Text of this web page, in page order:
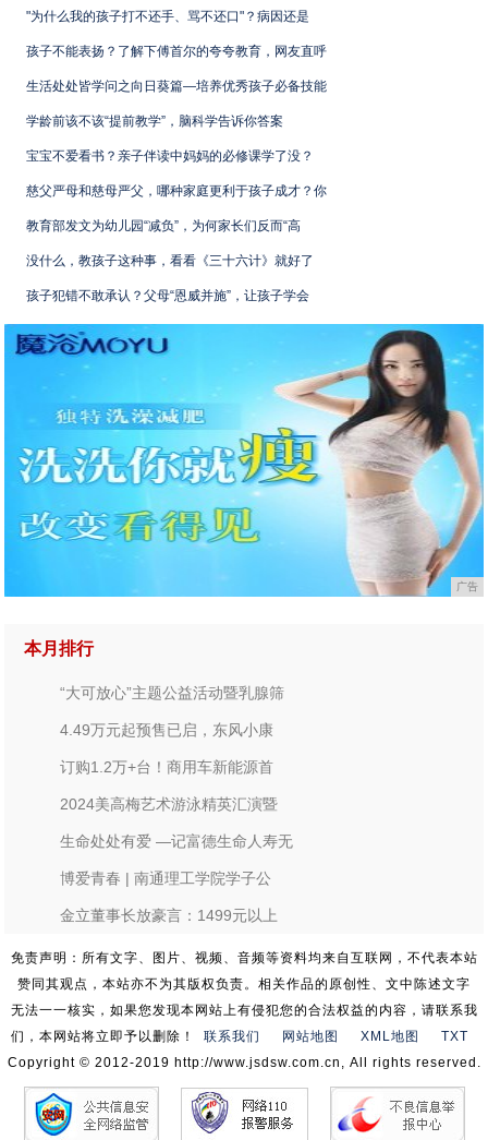
"为什么我的孩子打不还手、骂不还口"？病因还是
孩子不能表扬？了解下傅首尔的夸夸教育，网友直呼
生活处处皆学问之向日葵篇—培养优秀孩子必备技能
学龄前该不该“提前教学”，脑科学告诉你答案
宝宝不爱看书？亲子伴读中妈妈的必修课学了没？
慈父严母和慈母严父，哪种家庭更利于孩子成才？你
教育部发文为幼儿园“减负”，为何家长们反而“高
没什么，教孩子这种事，看看《三十六计》就好了
孩子犯错不敢承认？父母“恩威并施”，让孩子学会
广告
本月排行
“大可放心”主题公益活动暨乳腺筛
4.49万元起预售已启，东风小康
订购1.2万+台！商用车新能源首
2024美高梅艺术游泳精英汇演暨
生命处处有爱 —记富德生命人寿无
博爱青春 | 南通理工学院学子公
金立董事长放豪言：1499元以上
免责声明：所有文字、图片、视频、音频等资料均来自互联网，不代表本站
赞同其观点，本站亦不为其版权负责。相关作品的原创性、文中陈述文字
无法一一核实，如果您发现本网站上有侵犯您的合法权益的内容，请联系我
们，本网站将立即予以删除！
联系我们 网站地图 XML地图
TXT
Copyright © 2012-2019 http://www.jsdsw.com.cn, All rights reserved.